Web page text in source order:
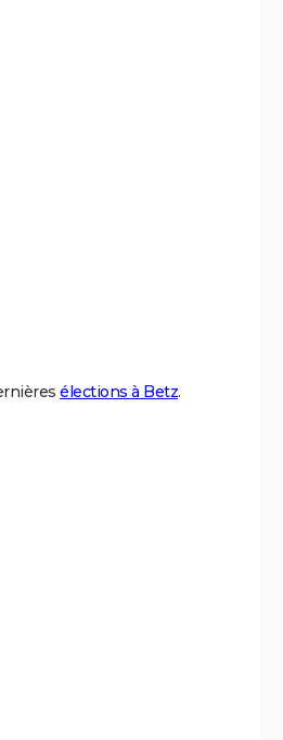
élections à Betz.